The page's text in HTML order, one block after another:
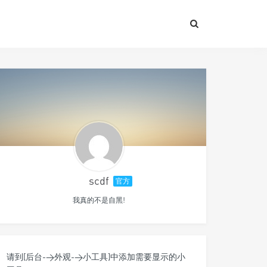
scdf 官方
我真的不是自黑!
请到[后台->外观->小工具]中添加需要显示的小